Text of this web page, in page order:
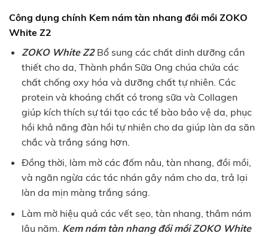
Công dụng chính Kem nám tàn nhang đồi mồi ZOKO
White Z2
ZOKO White Z2 Bổ sung các chất dinh dưỡng cần
thiết cho da, Thành phần Sữa Ong chúa chứa các
chất chống oxy hóa và dưỡng chất tự nhiên. Các
protein và khoáng chất có trong sữa và Collagen
giúp kích thích sự tái tạo các tế bào bảo vệ da, phục
hồi khả năng đàn hồi tự nhiên cho da giúp làn da săn
chắc và trắng sáng hơn.
Đồng thời, làm mờ các đốm nâu, tàn nhang, đồi mồi,
và ngăn ngừa các tác nhán gây nám cho da, trả lại
làn da mịn màng trắng sáng.
Làm mờ hiệu quả các vết sẹo, tàn nhang, thâm nám
lâu năm. Kem nám tàn nhang đồi mồi ZOKO White